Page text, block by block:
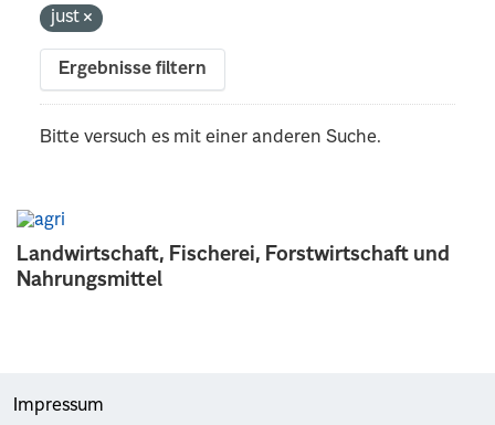
Landwirtschaft, Fischerei, Forstwirtschaft und
Nahrungsmittel
just
Ergebnisse filtern
Bitte versuch es mit einer anderen Suche.
Impressum